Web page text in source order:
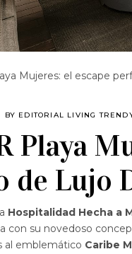
Mujeres: el escape
BY EDITORIAL LIVING
Playa
de Lujo
Hospitalidad Hecha a
con su novedoso
al emblemático Caribe